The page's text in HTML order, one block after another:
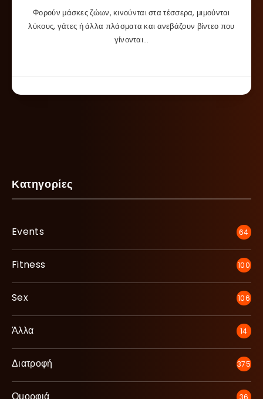
Φορούν μάσκες ζώων, κινούνται στα τέσσερα, μιμούνται
λύκους, γάτες ή άλλα πλάσματα και ανεβάζουν βίντεο που
γίνονται…
Κατηγορίες
Events 64
Fitness 100
Sex 106
Άλλα 14
Διατροφή 375
Ομορφιά 36